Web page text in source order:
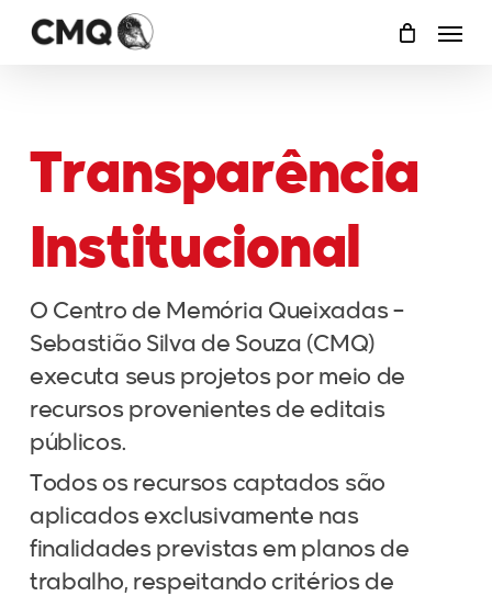
Menu
Transparência
Institucional
O Centro de Memória Queixadas –
Sebastião Silva de Souza (CMQ)
executa seus projetos por meio de
recursos provenientes de editais
públicos.
Todos os recursos captados são
aplicados exclusivamente nas
finalidades previstas em planos de
trabalho, respeitando critérios de